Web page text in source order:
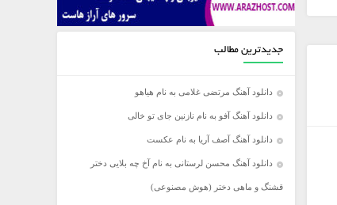
جدیدترین مطالب
دانلود آهنگ مرتضی غلامی به نام هیاهو
دانلود آهنگ آفو به نام نازنین جای تو خالی
دانلود آهنگ آصف آریا به نام عکست
دانلود آهنگ محسن لرستانی به نام آخ چه بلایی دختر
قشنگ و ماهی دختر (هوش مصنوعی)